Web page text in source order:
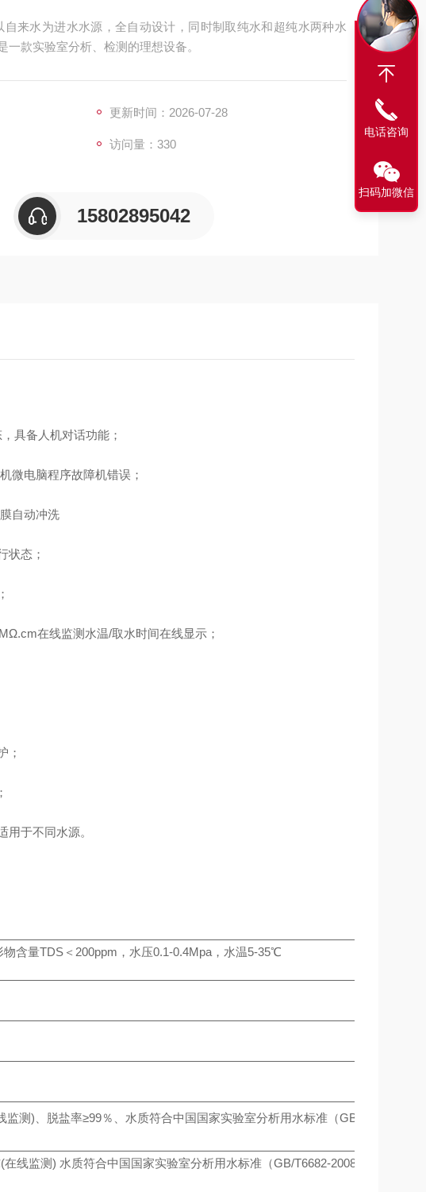
来水为进水水源，全自动设计，同时制取纯水和超纯水两种水
款实验室分析、检测的理想设备。
更新时间：2026-07-28
访问量：330
15802895042
具备人机对话功能；
微电脑程序故障机错误；
自动冲洗
状态；
在线监测水温/取水时间在线显示；
；
于不同水源。
含量TDS＜200ppm，水压0.1-0.4Mpa，水温5-35℃
测)、脱盐率≥99％、水质符合中国国家实验室分析用水标准（GB/T6682-2008
线监测) 水质符合中国国家实验室分析用水标准（GB/T6682-2008）一级用水
电话咨询
扫码加微信